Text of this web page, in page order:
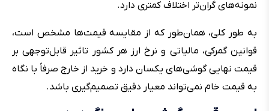
نمونه‌های گران‌تر اختلاف کمتری دارد.
به طور کلی، همان‌طور که از مقایسه قیمت‌ها مشخص است،
قوانین گمرکی، مالیاتی و نرخ ارز هر کشور تاثیر قابل‌توجهی بر
قیمت نهایی گوشی‌های یکسان دارد و خرید از خارج صرفاً با نگاه
به قیمت خام نمی‌تواند معیار دقیق تصمیم‌گیری باشد.